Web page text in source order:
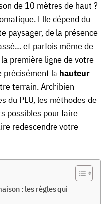
de 10 mètres de haut ?
Elle dépend du
paysager, de la présence
et parfois même de
première ligne de votre
précisément la hauteur
terrain. Archibien
du PLU, les méthodes de
possibles pour faire
redescendre votre
: les règles qui